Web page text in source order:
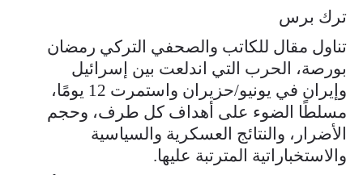
ترك برس
تناول مقال للكاتب والصحفي التركي رمضان
بورصة، الحرب التي اندلعت بين إسرائيل
وإيران في يونيو/حزيران واستمرت 12 يومًا،
مسلطًا الضوء على أهداف كل طرف، وحجم
الأضرار، والنتائج العسكرية والسياسية
والاستخباراتية المترتبة عليها.